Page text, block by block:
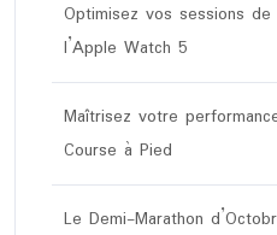
Optimisez vos sessions
l’Apple Watch 5
Maîtrisez votre
Course à Pied
Le Demi-Marathon